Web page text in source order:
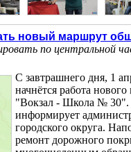
новый маршрут
по центральной
С завтрашнего дня, 1
начнётся работа
"Вокзал - Школа № 30".
информирует
городского округа.
ремонт дорожного